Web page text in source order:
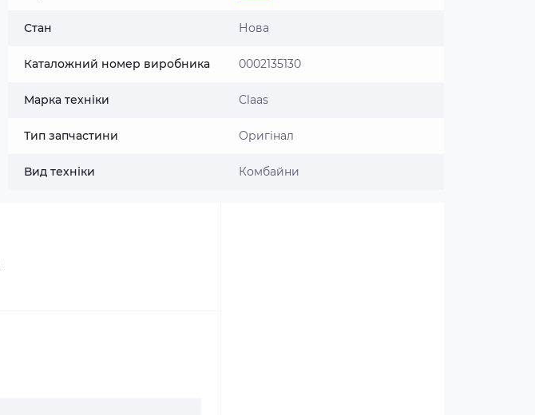
Стан Нова
Каталожний номер виробника 0002135130
Марка техніки Claas
Тип запчастини Оригінал
Вид техніки Комбайни